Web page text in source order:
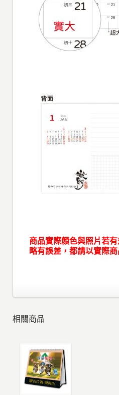
商品實際顏色與照片若
略有誤差，都請以實際
相關商品